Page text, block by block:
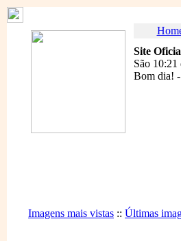
Site
São
Bom dia! -
Imagens mais vistas :: Últimas